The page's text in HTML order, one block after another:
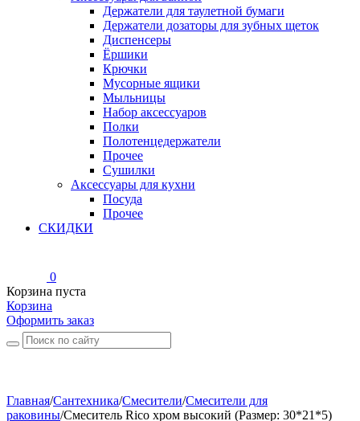
Держатели для таулетной бумаги
Держатели дозаторы для зубных щеток
Диспенсеры
Ёршики
Крючки
Мусорные ящики
Мыльницы
Набор аксессуаров
Полки
Полотенцедержатели
Прочее
Сушилки
Аксессуары для кухни
Посуда
Прочее
СКИДКИ
0
Корзина пуста
Корзина
Оформить заказ
Главная/Сантехника/Смесители/Смесители для
раковины/Смеситель Rico хром высокий (Размер: 30*21*5)